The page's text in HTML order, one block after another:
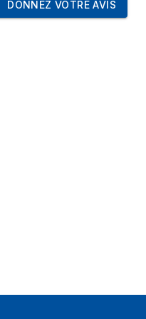
DONNEZ VOTRE AVIS